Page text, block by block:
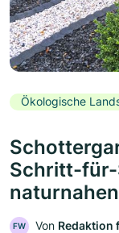
Ökologische
Schritt-
FW Von Redaktion